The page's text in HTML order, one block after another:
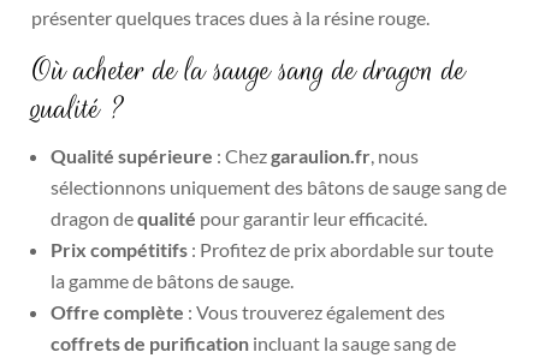
présenter quelques traces dues à la résine rouge.
Où acheter de la sauge sang de dragon de
qualité ?
Qualité supérieure : Chezgaraulion.fr, nous
sélectionnons uniquement des bâtons de sauge sang de
dragon dequalité pour garantir leur efficacité.
Prix compétitifs : Profitez de prix abordable sur toute
la gamme de bâtons de sauge.
Offre complète : Vous trouverez également des
coffrets de purification incluant la sauge sang de